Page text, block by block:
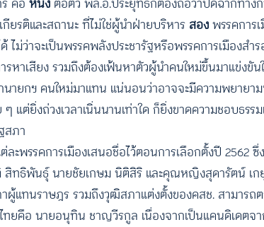
รติและสถานะ ที่ไม่ใช่ผู้นำฝ่ายบริหาร สองพรรคการ
ม่ว่าจะเป็นพรรคพลังประชารัฐหรือพรรคการเมืองสำ
าเสียง รวมถึงต้องเฟ้นหาตัวผู้นำคนใหม่ขึ้นมาแข่งขัน
นายกฯ คนใหม่มาแทน แน่นอนว่าอาจจะมีความพยายา
แต่ยิ่งถ่วงเวลาเนิ่นนานเท่าใด ก็ยิ่งขาดความชอบธรร
สภา
พรรคการเมืองเสนอชื่อไว้ตอนการเลือกตั้งปี 2562
สิทธิพันธุ์ นายชัยเกษม นิติสิริ และคุณหญิงสุดารัตน์ เ
แทนราษฎร รวมถึงวุฒิสภาแต่งตั้งของคสช. สามารถ
ยคือ นายอนุทิน ชาญวีรกูล เนื่องจากเป็นแคนดิเดตจ